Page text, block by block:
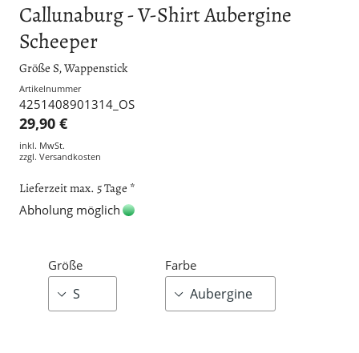
Callunaburg - V-Shirt Aubergine
Scheeper
Größe S, Wappenstick
Artikelnummer
4251408901314_OS
29,90 €
inkl. MwSt.
zzgl. Versandkosten
Lieferzeit max. 5 Tage *
Abholung möglich
Größe Farbe